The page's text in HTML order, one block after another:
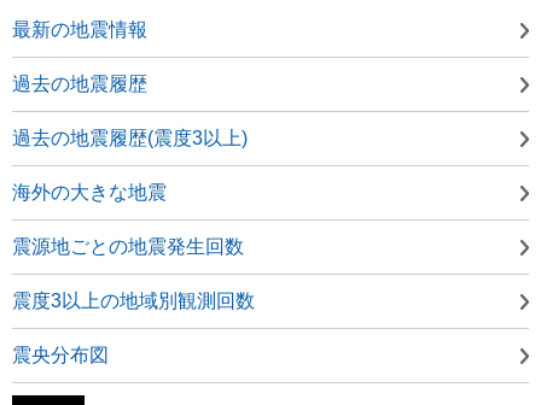
最新の地震情報
過去の地震履歴
過去の地震履歴(震度3以上)
海外の大きな地震
震源地ごとの地震発生回数
震度3以上の地域別観測回数
震央分布図